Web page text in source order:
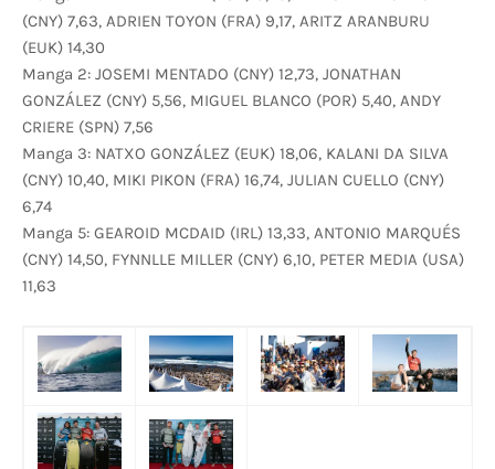
(CNY) 7,63, ADRIEN TOYON (FRA) 9,17, ARITZ ARANBURU
(EUK) 14,30
Manga 2: JOSEMI MENTADO (CNY) 12,73, JONATHAN
GONZÁLEZ (CNY) 5,56, MIGUEL BLANCO (POR) 5,40, ANDY
CRIERE (SPN) 7,56
Manga 3: NATXO GONZÁLEZ (EUK) 18,06, KALANI DA SILVA
(CNY) 10,40, MIKI PIKON (FRA) 16,74, JULIAN CUELLO (CNY)
6,74
Manga 5: GEAROID MCDAID (IRL) 13,33, ANTONIO MARQUÉS
(CNY) 14,50, FYNNLLE MILLER (CNY) 6,10, PETER MEDIA (USA)
11,63